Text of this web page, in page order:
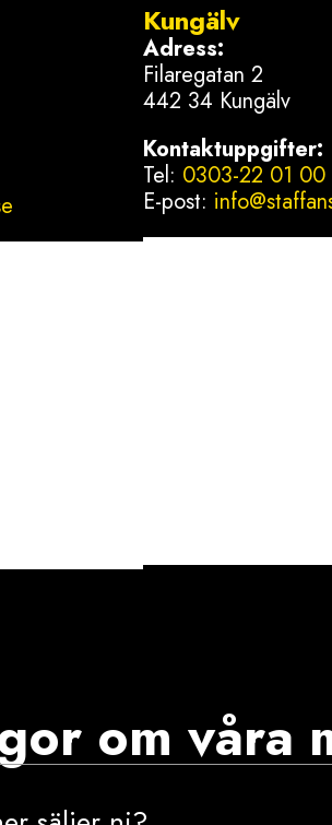
Kungälv
Adress:
Filaregatan 2
442 34 Kungälv
Kontaktuppgifter:
Tel: 0303-22 01 00
E-post:
om våra